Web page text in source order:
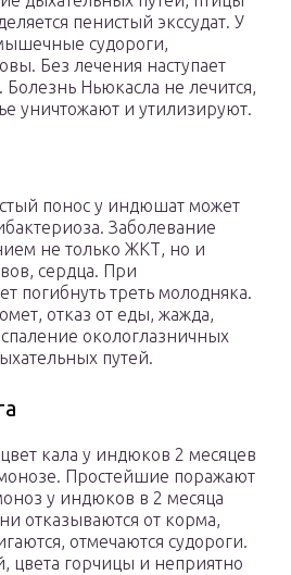
пенистый экссудат. У
судороги,
Без лечения наступает
Болезнь Ньюкасла не лечится,
уничтожают и утилизируют.
понос у индюшат может
Заболевание
не только ЖКТ, но и
сердца. При
погибнуть треть молодняка.
отказ от еды, жажда,
окологлазничных
путей.
кала у индюков 2 месяцев
Простейшие поражают
у индюков в 2 месяца
отказываются от корма,
отмечаются судороги.
цвета горчицы и неприятно